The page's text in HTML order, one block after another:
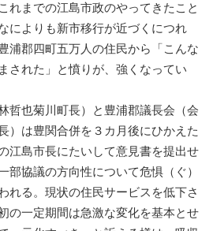
れまでの江島市政のやってきたこと
によりも新市移行が近づくにつれ
浦郡四町五万人の住民から「こんな
された」と憤りが、強くなってい
哲也菊川町長）と豊浦郡議長会（会
）は豊関合併を３カ月後にひかえた
江島市長にたいして意見書を提出せ
部協議の方向性について危惧（ぐ）
れる。現状の住民サービスを低下さ
の一定期間は急激な変化を基本とせ